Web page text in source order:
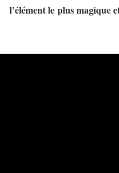
l’élément le plus magique